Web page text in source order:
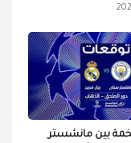
بين مانشستر